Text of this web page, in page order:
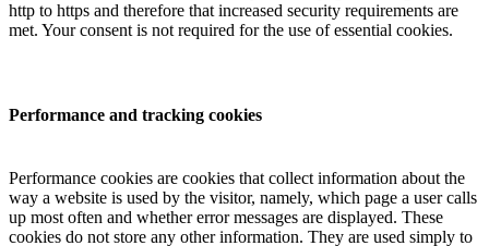
http to https and therefore that increased security requirements are
met. Your consent is not required for the use of essential cookies.
Performance and tracking cookies
Performance cookies are cookies that collect information about the
way a website is used by the visitor, namely, which page a user calls
up most often and whether error messages are displayed. These
cookies do not store any other information. They are used simply to